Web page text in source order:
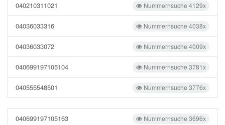
Nummernsuche 4129x
040210311021
Nummernsuche 4038x
04036033316
Nummernsuche 4009x
04036033072
Nummernsuche 3781x
040699197105104
Nummernsuche 3776x
040555548501
Nummernsuche 3696x
040699197105163